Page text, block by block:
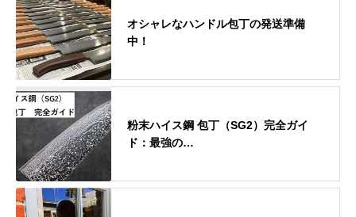
オシャレなハンドル包丁の発送準備
中！
粉末ハイス鋼 包丁（SG2）完全ガイ
ド：最強の…